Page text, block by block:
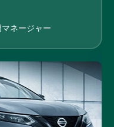
ネージャー